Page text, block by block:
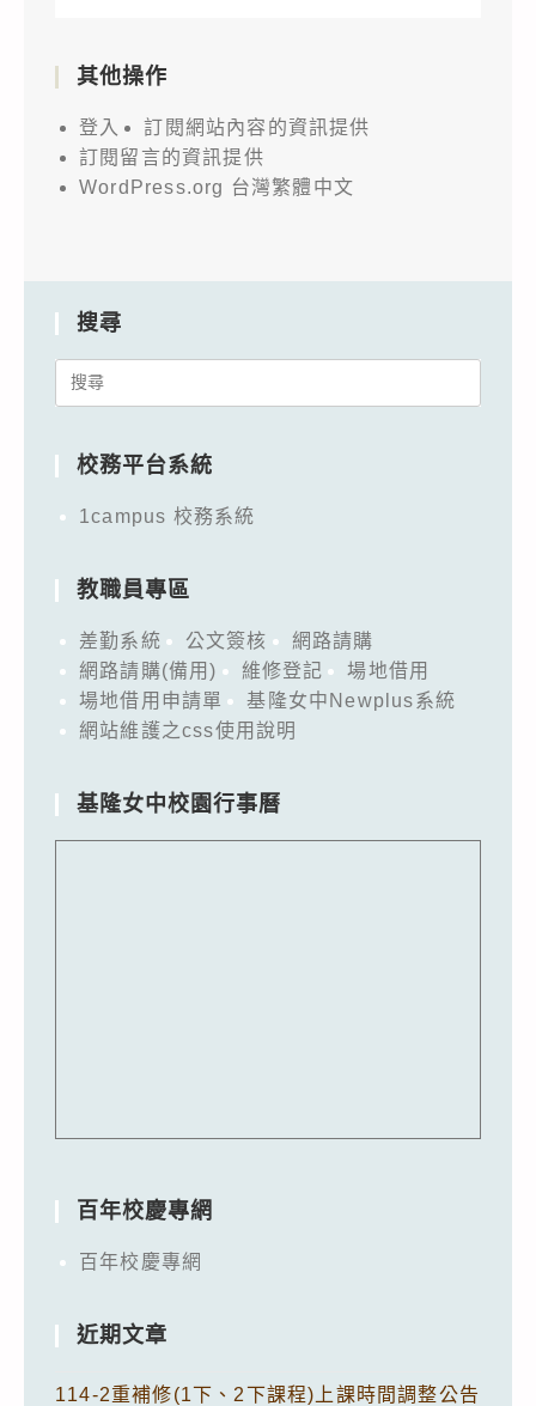
其他操作
登入
訂閱網站內容的資訊提供
訂閱留言的資訊提供
WordPress.org 台灣繁體中文
搜尋
Search
校務平台系統
1campus 校務系統
教職員專區
差勤系統 公文簽核
網路請購
網路請購(備用)
維修登記
場地借用
場地借用申請單
基隆女中Newplus系統
網站維護之css使用說明
基隆女中校園行事曆
百年校慶專網
百年校慶專網
近期文章
114-2重補修(1下、2下課程)上課時間調整公告